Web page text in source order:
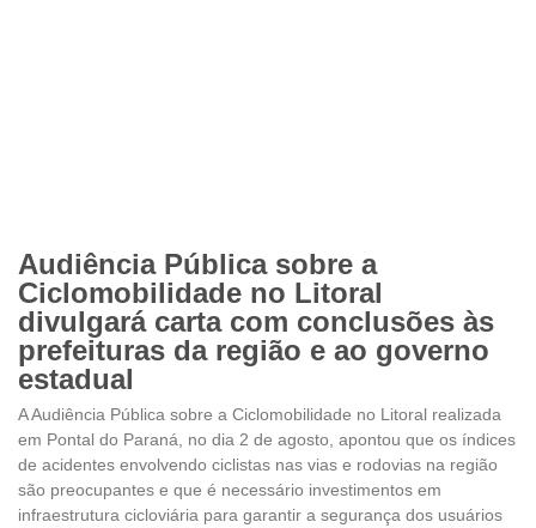
Audiência Pública sobre a
Ciclomobilidade no Litoral
divulgará carta com conclusões às
prefeituras da região e ao governo
estadual
A Audiência Pública sobre a Ciclomobilidade no Litoral realizada
em Pontal do Paraná, no dia 2 de agosto, apontou que os índices
de acidentes envolvendo ciclistas nas vias e rodovias na região
são preocupantes e que é necessário investimentos em
infraestrutura cicloviária para garantir a segurança dos usuários